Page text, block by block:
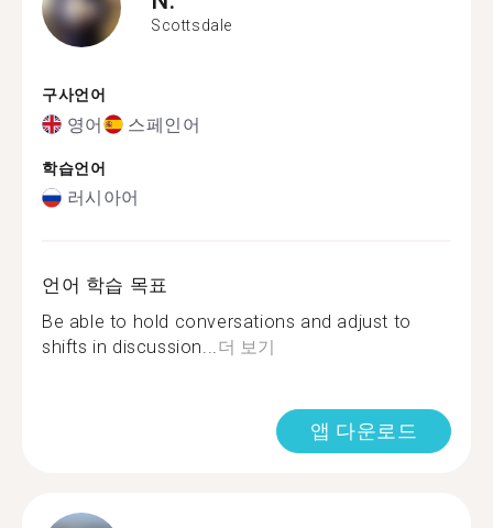
Scottsdale
구사언어
영어 스페인어
학습언어
러시아어
언어 학습 목표
Be able to hold conversations and adjust to
shifts in discussion...더 보기
앱 다운로드